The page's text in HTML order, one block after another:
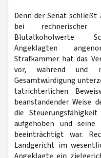
Denn der Senat schließt
bei rechnerischer
Blutalkoholwerte
Angeklagten
Strafkammer hat das
vor, während und
Gesamtwürdigung
tatrichterlichen
beanstandender Weise
die
aufgehoben und
beeinträchtigt war.
Landgericht im